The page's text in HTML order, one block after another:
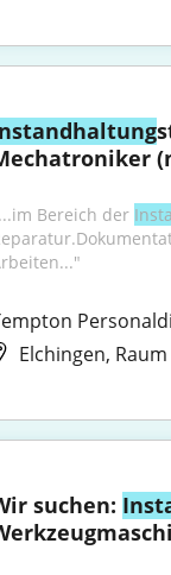
Bereich der
Elchingen, Raum
suchen: